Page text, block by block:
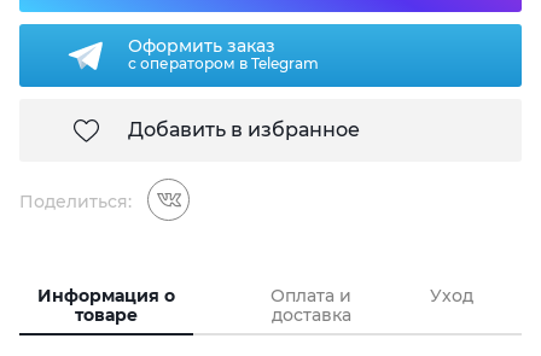
Оформить заказ
с оператором в Telegram
Добавить в избранное
Поделиться:
Информация о
товаре
Оплата и
доставка
Уход